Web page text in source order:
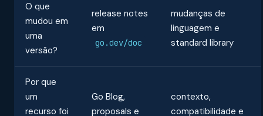
O que
mudou em
uma
versão?
release notes
em
go.dev/doc
mudanças de
linguagem e
standard library
Por que
um
recurso foi
Go Blog,
proposals e
contexto,
compatibilidade e